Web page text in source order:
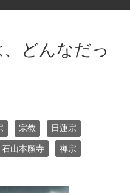
どんなだっ
宗教 日蓮宗
石山本願寺 禅宗